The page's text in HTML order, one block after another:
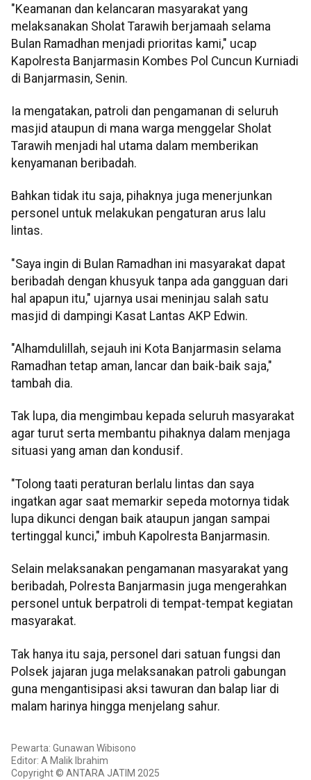
"Keamanan dan kelancaran masyarakat yang
melaksanakan Sholat Tarawih berjamaah selama
Bulan Ramadhan menjadi prioritas kami," ucap
Kapolresta Banjarmasin Kombes Pol Cuncun Kurniadi
di Banjarmasin, Senin.
Ia mengatakan, patroli dan pengamanan di seluruh
masjid ataupun di mana warga menggelar Sholat
Tarawih menjadi hal utama dalam memberikan
kenyamanan beribadah.
Bahkan tidak itu saja, pihaknya juga menerjunkan
personel untuk melakukan pengaturan arus lalu
lintas.
"Saya ingin di Bulan Ramadhan ini masyarakat dapat
beribadah dengan khusyuk tanpa ada gangguan dari
hal apapun itu," ujarnya usai meninjau salah satu
masjid di dampingi Kasat Lantas AKP Edwin.
"Alhamdulillah, sejauh ini Kota Banjarmasin selama
Ramadhan tetap aman, lancar dan baik-baik saja,"
tambah dia.
Tak lupa, dia mengimbau kepada seluruh masyarakat
agar turut serta membantu pihaknya dalam menjaga
situasi yang aman dan kondusif.
"Tolong taati peraturan berlalu lintas dan saya
ingatkan agar saat memarkir sepeda motornya tidak
lupa dikunci dengan baik ataupun jangan sampai
tertinggal kunci," imbuh Kapolresta Banjarmasin.
Selain melaksanakan pengamanan masyarakat yang
beribadah, Polresta Banjarmasin juga mengerahkan
personel untuk berpatroli di tempat-tempat kegiatan
masyarakat.
Tak hanya itu saja, personel dari satuan fungsi dan
Polsek jajaran juga melaksanakan patroli gabungan
guna mengantisipasi aksi tawuran dan balap liar di
malam harinya hingga menjelang sahur.
Pewarta: Gunawan Wibisono
Editor: A Malik Ibrahim
Copyright © ANTARA JATIM 2025